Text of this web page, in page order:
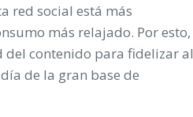
red social está más
más relajado. Por esto,
contenido para fidelizar al
de la gran base de